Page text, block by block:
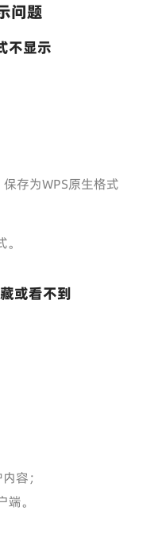
问题
不显示
存为WPS原生格式
或看不到
容；
。